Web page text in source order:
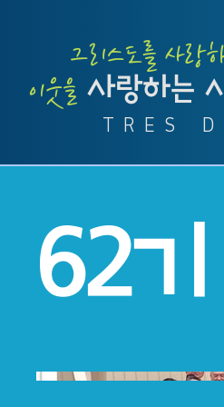
그리스도를 사랑
​이웃을 사랑하는
T R E S D
62